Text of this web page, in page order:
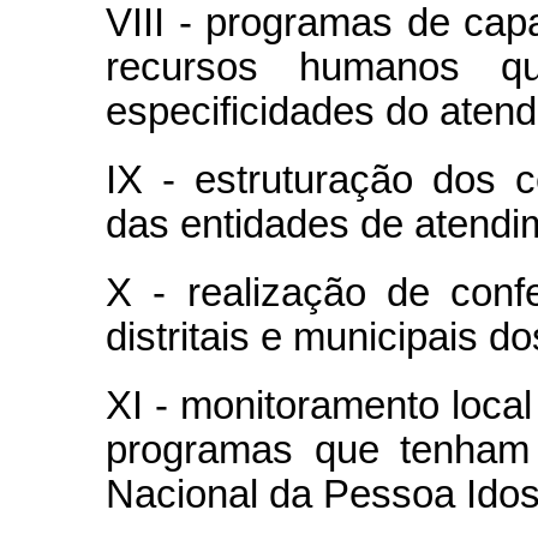
VIII - programas de
recursos humanos
especificidades do
IX - estruturação dos
das entidades de
X - realização de
distritais e municipais
XI - monitoramento
programas que
Nacional da Pessoa